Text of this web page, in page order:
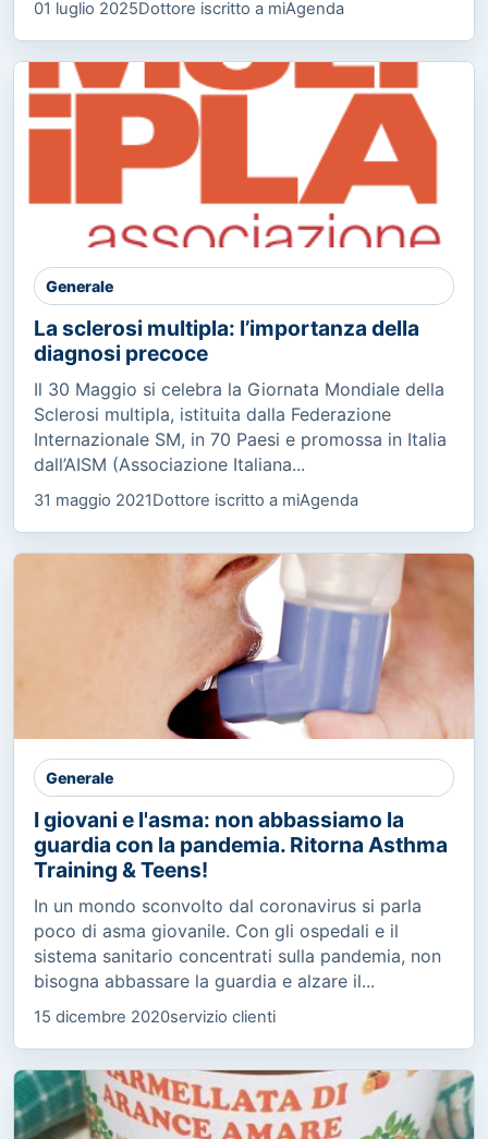
01 luglio 2025Dottore iscritto a miAgenda
Generale
La sclerosi multipla: l’importanza della
diagnosi precoce
Il 30 Maggio si celebra la Giornata Mondiale della
Sclerosi multipla, istituita dalla Federazione
Internazionale SM, in 70 Paesi e promossa in Italia
dall’AISM (Associazione Italiana...
31 maggio 2021Dottore iscritto a miAgenda
Generale
I giovani e l'asma: non abbassiamo la
guardia con la pandemia. Ritorna Asthma
Training & Teens!
In un mondo sconvolto dal coronavirus si parla
poco di asma giovanile. Con gli ospedali e il
sistema sanitario concentrati sulla pandemia, non
bisogna abbassare la guardia e alzare il...
15 dicembre 2020servizio clienti